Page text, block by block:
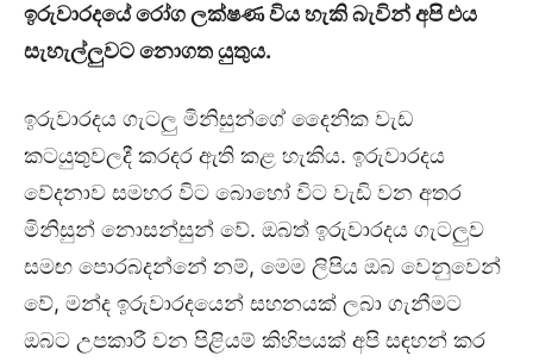
ඉරුවාරදයේ රෝග ලක්ෂණ විය හැකි බැවින් අපි එය
සැහැල්ලුවට නොගත යුතුය.
ඉරුවාරදය ගැටලු මිනිසුන්ගේ දෛනික වැඩ
කටයුතුවලදී කරදර ඇති කළ හැකිය. ඉරුවාරදය
වේදනාව සමහර විට බොහෝ විට වැඩි වන අතර
මිනිසුන් නොසන්සුන් වේ. ඔබත් ඉරුවාරදය ගැටලුව
සමඟ පොරබදන්නේ නම්, මෙම ලිපිය ඔබ වෙනුවෙන්
වේ, මන්ද ඉරුවාරදයෙන් සහනයක් ලබා ගැනීමට
ඔබට උපකාරී වන පිළියම් කිහිපයක් අපි සඳහන් කර